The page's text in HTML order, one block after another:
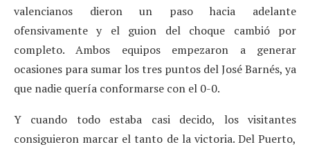
valencianos dieron un paso hacia adelante
ofensivamente y el guion del choque cambió por
completo. Ambos equipos empezaron a generar
ocasiones para sumar los tres puntos del José Barnés, ya
que nadie quería conformarse con el 0-0.
Y cuando todo estaba casi decido, los visitantes
consiguieron marcar el tanto de la victoria. Del Puerto,